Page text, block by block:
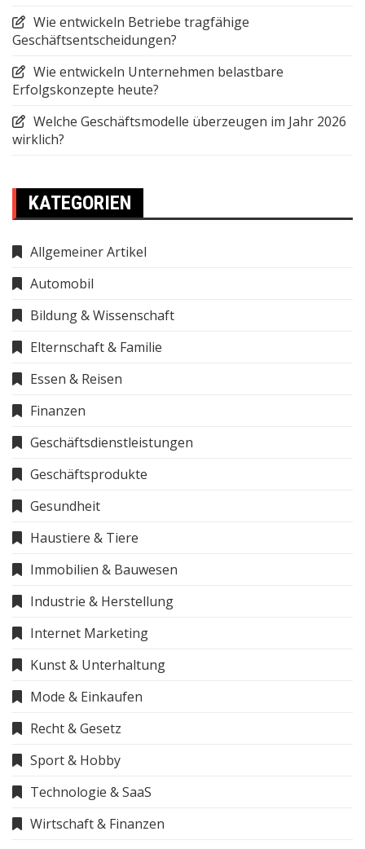
Wie entwickeln Betriebe tragfähige
Geschäftsentscheidungen?
Wie entwickeln Unternehmen belastbare
Erfolgskonzepte heute?
Welche Geschäftsmodelle überzeugen im Jahr 2026
wirklich?
KATEGORIEN
Allgemeiner Artikel
Automobil
Bildung & Wissenschaft
Elternschaft & Familie
Essen & Reisen
Finanzen
Geschäftsdienstleistungen
Geschäftsprodukte
Gesundheit
Haustiere & Tiere
Immobilien & Bauwesen
Industrie & Herstellung
Internet Marketing
Kunst & Unterhaltung
Mode & Einkaufen
Recht & Gesetz
Sport & Hobby
Technologie & SaaS
Wirtschaft & Finanzen